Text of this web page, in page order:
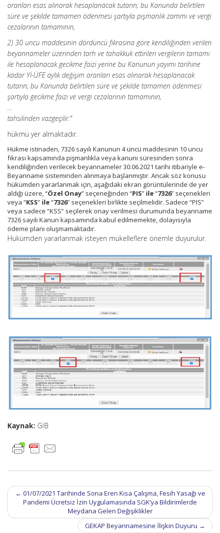
oranları esas alınarak hesaplanacak tutarın; bu Kanunda belirtilen
süre ve şekilde tamamen ödenmesi şartıyla pişmanlık zammı ve vergi
cezalarının tamamının,
2) 30 uncu maddesinin dördüncü fıkrasına göre kendiliğinden verilen
beyannameler üzerinden tarh ve tahakkuk ettirilen vergilerin tamamı
ile hesaplanacak gecikme faizi yerine bu Kanunun yayımı tarihine
kadar Yİ-ÜFE aylık değişim oranları esas alınarak hesaplanacak
tutarın; bu Kanunda belirtilen süre ve şekilde tamamen ödenmesi
şartıyla gecikme faizi ve vergi cezalarının tamamının,
…
tahsilinden vazgeçilir.”
hükmü yer almaktadır.
Hükme istinaden, 7326 sayılı Kanunun 4 üncü maddesinin 10 uncu
fıkrası kapsamında pişmanlıkla veya kanuni süresinden sonra
kendiliğinden verilecek beyannameler 30.06.2021 tarihi itibariyle e-
Beyanname sisteminden alınmaya başlanmıştır. Ancak söz konusu
hükümden yararlanmak için, aşağıdaki ekran görüntülerinde de yer
aldığı üzere, “Özel Onay” seçeneğinden “PIS” ile“7326” seçenekleri
veya “KSS” ile“7326” seçenekleri birlikte seçilmelidir. Sadece “PIS”
veya sadece “KSS” seçilerek onay verilmesi durumunda beyanname
7326 sayılı Kanun kapsamında kabul edilmemekte, dolayısıyla
ödeme planı oluşmamaktadır.
Hükümden yararlanmak isteyen mükelleflere önemle duyurulur.
Kaynak: GİB
Post
navigation
← 01/07/2021 Tarihinde Sona Eren Kısa Çalışma, Fesih Yasağı ve
Pandemi Ücretsiz İzin Uygulamasında SGK’ya Bildirimlerde
Meydana Gelen Değişiklikler
GEKAP Beyannamesine İlişkin Duyuru →